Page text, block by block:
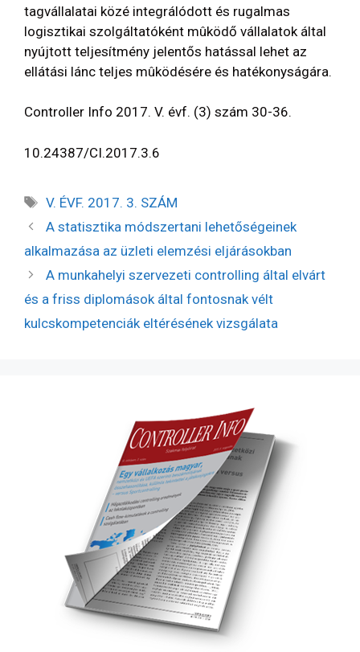
tagvállalatai közé integrálódott és rugalmas
logisztikai szolgáltatóként mûködő vállalatok által
nyújtott teljesítmény jelentős hatással lehet az
ellátási lánc teljes mûködésére és hatékonyságára.
Controller Info 2017. V. évf. (3) szám 30-36.
10.24387/CI.2017.3.6
V. ÉVF. 2017. 3. SZÁM
A statisztika módszertani lehetőségeinek
alkalmazása az üzleti elemzési eljárásokban
A munkahelyi szervezeti controlling által elvárt
és a friss diplomások által fontosnak vélt
kulcskompetenciák eltérésének vizsgálata